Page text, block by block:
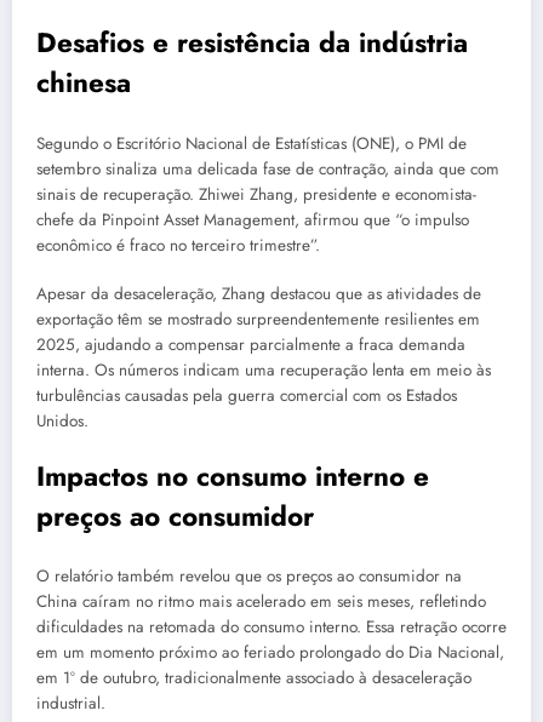
Desafios e resistência da indústria
chinesa
Segundo o Escritório Nacional de Estatísticas (ONE), o PMI de
setembro sinaliza uma delicada fase de contração, ainda que com
sinais de recuperação. Zhiwei Zhang, presidente e economista-
chefe da Pinpoint Asset Management, afirmou que “o impulso
econômico é fraco no terceiro trimestre”.
Apesar da desaceleração, Zhang destacou que as atividades de
exportação têm se mostrado surpreendentemente resilientes em
2025, ajudando a compensar parcialmente a fraca demanda
interna. Os números indicam uma recuperação lenta em meio às
turbulências causadas pela guerra comercial com os Estados
Unidos.
Impactos no consumo interno e
preços ao consumidor
O relatório também revelou que os preços ao consumidor na
China caíram no ritmo mais acelerado em seis meses, refletindo
dificuldades na retomada do consumo interno. Essa retração ocorre
em um momento próximo ao feriado prolongado do Dia Nacional,
em 1º de outubro, tradicionalmente associado à desaceleração
industrial.